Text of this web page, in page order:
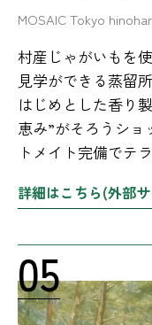
MOSAIC Tokyo
村産じゃがいもを
見学ができる蒸留
はじめとした香り
恵み”がそろうシ
トメイト完備でテ
詳細はこちら(外部
05